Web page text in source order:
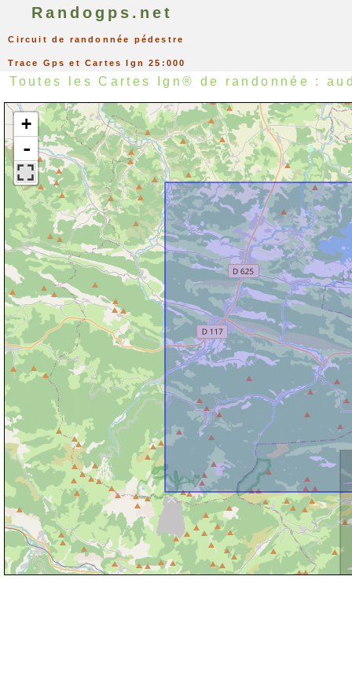
Randogps.net
Circuit de randonnée pédestre
Trace Gps et Cartes Ign 25:000
Toutes les Cartes Ign® de randonnée :
+
-